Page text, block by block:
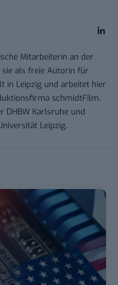
Mitarbeiterin an der
sie als freie Autorin für
in Leipzig und arbeitet hier
schmidtFilm.
DHBW Karlsruhe und
Leipzig.